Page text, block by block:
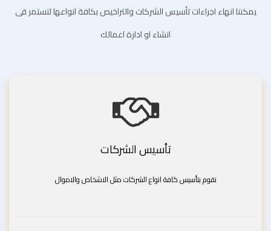
يمكننا انهاء اجراءات تأسيس الشركات والتراخيص بكافة انواعها لتستمر فى
انشاء او ادارة اعمالك
تأسيس الشركات
نقوم بتأسيس كافة انواع الشركات مثل الاشخاص والاموال